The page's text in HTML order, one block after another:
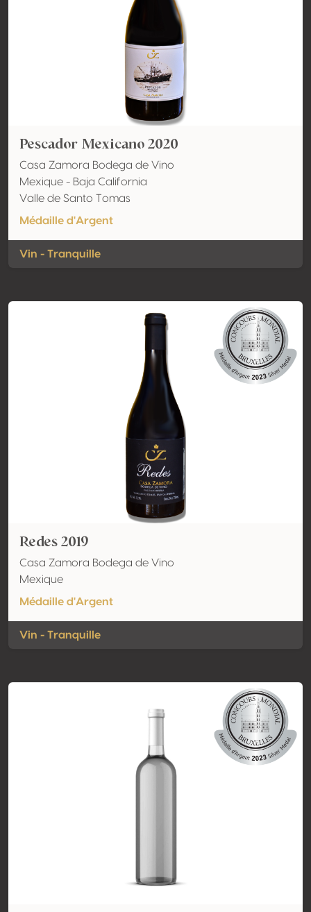
Pescador Mexicano 2020
Casa Zamora Bodega de Vino
Mexique - Baja California
Valle de Santo Tomas
Médaille d'Argent
Vin - Tranquille
Redes 2019
Casa Zamora Bodega de Vino
Mexique
Médaille d'Argent
Vin - Tranquille